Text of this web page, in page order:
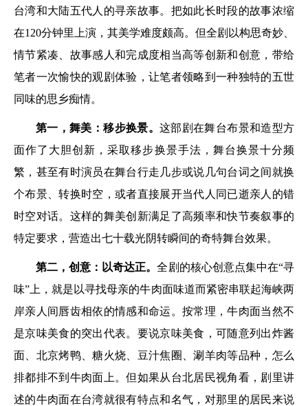
台湾和大陆五代人的寻亲故事。把如此长时段的故事浓缩
在120分钟里上演，其美学难度颇高。但全剧以构思奇妙、
情节紧凑、故事感人和完成度相当高等创新和创意，带给
笔者一次愉快的观剧体验，让笔者领略到一种独特的五世
同味的思乡痴情。
第一，舞美：移步换景。 这部剧在舞台布景和造型方
面作了大胆创新，采取移步换景手法，舞台换景十分频
繁，甚至有时演员在舞台行走几步或说几句台词之间就换
个布景、转换时空，或者直接展开当代人同已逝亲人的错
时空对话。这样的舞美创新满足了高频率和快节奏叙事的
特定要求，营造出七十载光阴转瞬间的奇特舞台效果。
第二，创意：以奇达正。全剧的核心创意点集中在“寻
味”上，就是以寻找母亲的牛肉面味道而紧密串联起海峡两
岸亲人间唇齿相依的情感和命运。按常理，牛肉面当然不
是京味美食的突出代表。要说京味美食，可随意列出炸酱
面、北京烤鸭、糖火烧、豆汁焦圈、涮羊肉等品种，怎么
排都排不到牛肉面上。但如果从台北居民视角看，剧里讲
述的牛肉面在台湾就很有特点和名气，对那里的居民来说